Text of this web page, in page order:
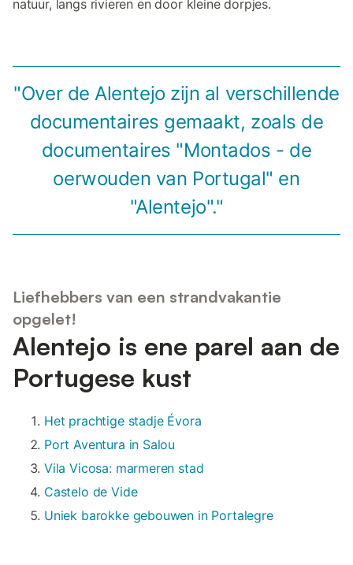
natuur, langs rivieren en door kleine dorpjes.
"Over de Alentejo zijn al verschillende
documentaires gemaakt, zoals de
documentaires "Montados - de
oerwouden van Portugal" en
"Alentejo"."
Liefhebbers van een strandvakantie
opgelet!
Alentejo is ene parel aan de
Portugese kust
Het prachtige stadje Évora
Port Aventura in Salou
Vila Vicosa: marmeren stad
Castelo de Vide
Uniek barokke gebouwen in Portalegre